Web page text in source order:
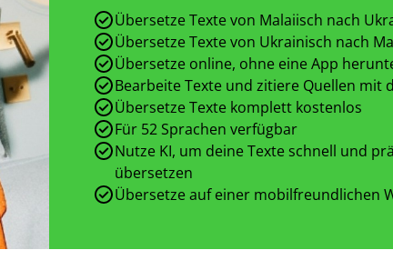
Übersetze Texte von Malaiisch nach
Übersetze Texte von Ukrainisch nach
Übersetze online, ohne eine App
Bearbeite Texte und zitiere Quellen mit
Übersetze Texte komplett kostenlos
Für 52 Sprachen verfügbar
Nutze KI, um deine Texte schnell und
übersetzen
Übersetze auf einer mobilfreundlichen